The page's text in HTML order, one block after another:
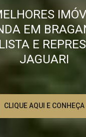
EM
E
JAGUARI
CLIQUE AQUI E CONHEÇA